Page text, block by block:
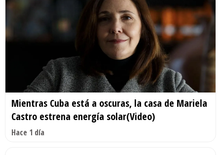
Mientras Cuba está a oscuras, la casa de Mariela
Castro estrena energía solar(Video)
Hace 1 día